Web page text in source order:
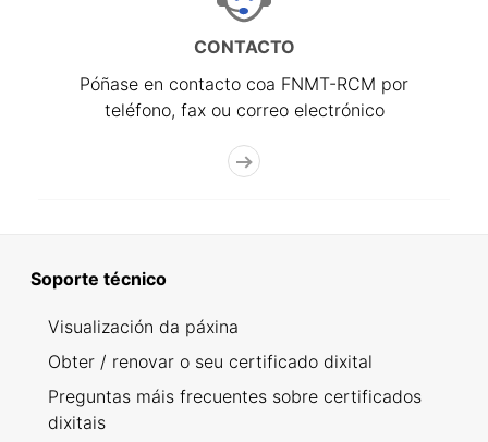
CONTACTO
Póñase en contacto coa FNMT-RCM por
teléfono, fax ou correo electrónico
Soporte técnico
Visualización da páxina
Obter / renovar o seu certificado dixital
Preguntas máis frecuentes sobre certificados
dixitais